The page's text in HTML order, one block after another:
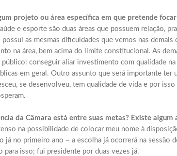
projeto ou área específica em que pretende
e esporte são duas áreas que possuem relação,
as mesmas dificuldades que vemos nas
na área, bem acima do limite constitucional. As
conseguir aliar investimento com qualidade
em geral. Outro assunto que será importante ter
se desenvolveu, tem qualidade de vida e por
da Câmara está entre suas metas? Existe
na possibilidade de colocar meu nome à
já no primeiro ano – a escolha já ocorrerá na sessão
para isso; fui presidente por duas vezes já.